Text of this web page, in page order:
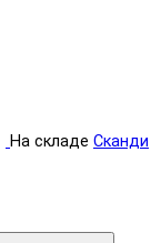
На складе Сканди